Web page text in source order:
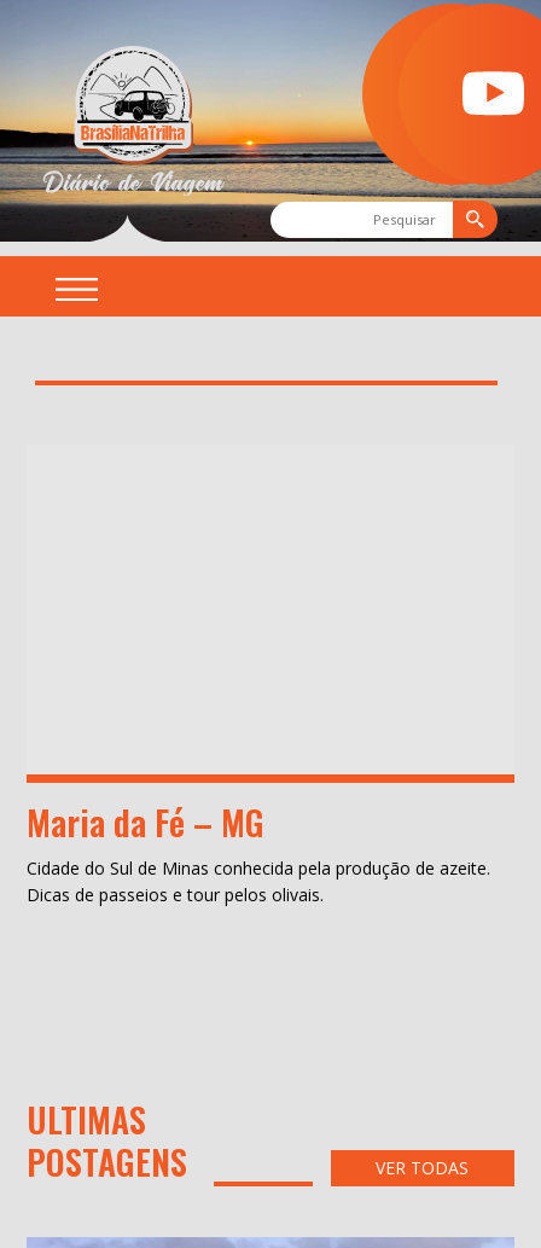
Maria da Fé – MG
Cidade do Sul de Minas conhecida pela produção de azeite.
Dicas de passeios e tour pelos olivais.
ULTIMAS
POSTAGENS
VER TODAS